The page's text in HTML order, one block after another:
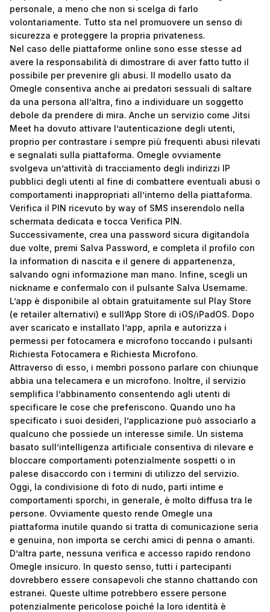
personale, a meno che non si scelga di farlo
volontariamente. Tutto sta nel promuovere un senso di
sicurezza e proteggere la propria privateness.
Nel caso delle piattaforme online sono esse stesse ad
avere la responsabilità di dimostrare di aver fatto tutto il
possibile per prevenire gli abusi. Il modello usato da
Omegle consentiva anche ai predatori sessuali di saltare
da una persona all’altra, fino a individuare un soggetto
debole da prendere di mira. Anche un servizio come Jitsi
Meet ha dovuto attivare l’autenticazione degli utenti,
proprio per contrastare i sempre più frequenti abusi rilevati
e segnalati sulla piattaforma. Omegle ovviamente
svolgeva un’attività di tracciamento degli indirizzi IP
pubblici degli utenti al fine di combattere eventuali abusi o
comportamenti inappropriati all’interno della piattaforma.
Verifica il PIN ricevuto by way of SMS inserendolo nella
schermata dedicata e tocca Verifica PIN.
Successivamente, crea una password sicura digitandola
due volte, premi Salva Password, e completa il profilo con
la information di nascita e il genere di appartenenza,
salvando ogni informazione man mano. Infine, scegli un
nickname e confermalo con il pulsante Salva Username.
L’app è disponibile al obtain gratuitamente sul Play Store
(e retailer alternativi) e sull’App Store di iOS/iPadOS. Dopo
aver scaricato e installato l’app, aprila e autorizza i
permessi per fotocamera e microfono toccando i pulsanti
Richiesta Fotocamera e Richiesta Microfono.
Attraverso di esso, i membri possono parlare con chiunque
abbia una telecamera e un microfono. Inoltre, il servizio
semplifica l’abbinamento consentendo agli utenti di
specificare le cose che preferiscono. Quando uno ha
specificato i suoi desideri, l’applicazione può associarlo a
qualcuno che possiede un interesse simile. Un sistema
basato sull’intelligenza artificiale consentiva di rilevare e
bloccare comportamenti potenzialmente sospetti o in
palese disaccordo con i termini di utilizzo del servizio.
Oggi, la condivisione di foto di nudo, parti intime e
comportamenti sporchi, in generale, è molto diffusa tra le
persone. Ovviamente questo rende Omegle una
piattaforma inutile quando si tratta di comunicazione seria
e genuina, non importa se cerchi amici di penna o amanti.
D’altra parte, nessuna verifica e accesso rapido rendono
Omegle insicuro. In questo senso, tutti i partecipanti
dovrebbero essere consapevoli che stanno chattando con
estranei. Queste ultime potrebbero essere persone
potenzialmente pericolose poiché la loro identità è